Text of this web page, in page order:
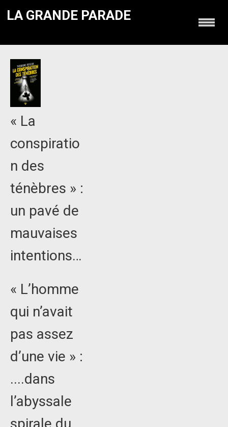
LA GRANDE PARADE
« La
conspiratio
n des
ténèbres » :
un pavé de
mauvaises
intentions…
« L’homme
qui n’avait
pas assez
d’une vie » :
....dans
l’abyssale
spirale du